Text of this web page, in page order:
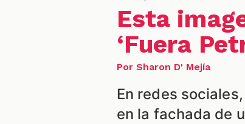
Esta
‘Fuera
Por Sharon D' Mejía
En redes
en la fachada de